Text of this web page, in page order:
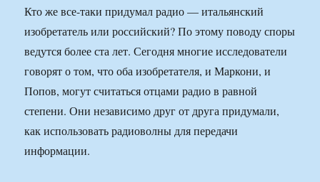
Кто же все-таки придумал радио — итальянский
изобретатель или российский? По этому поводу споры
ведутся более ста лет. Сегодня многие исследователи
говорят о том, что оба изобретателя, и Маркони, и
Попов, могут считаться отцами радио в равной
степени. Они независимо друг от друга придумали,
как использовать радиоволны для передачи
информации.